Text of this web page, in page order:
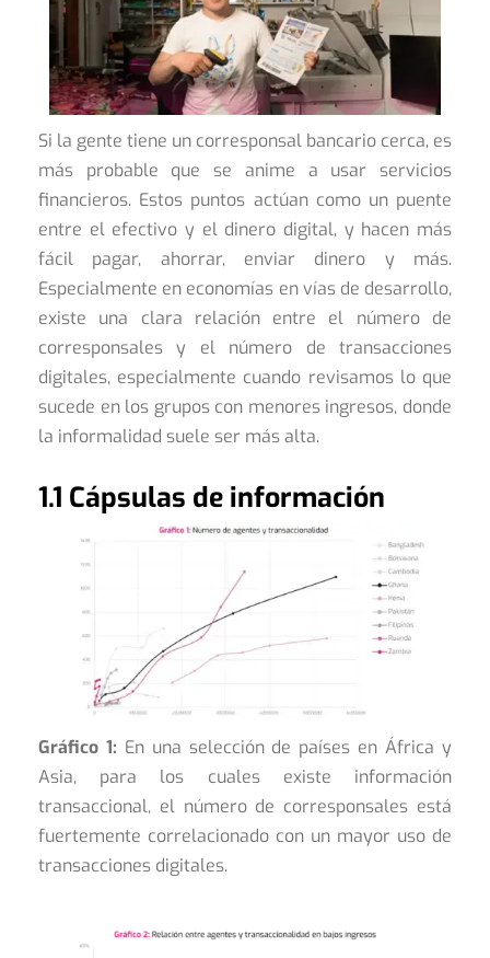
Si la gente tiene un corresponsal bancario cerca, es
más probable que se anime a usar servicios
financieros. Estos puntos actúan como un puente
entre el efectivo y el dinero digital, y hacen más
fácil pagar, ahorrar, enviar dinero y más.
Especialmente en economías en vías de desarrollo,
existe una clara relación entre el número de
corresponsales y el número de transacciones
digitales, especialmente cuando revisamos lo que
sucede en los grupos con menores ingresos, donde
la informalidad suele ser más alta.
1.1 Cápsulas de información
Gráfico 1: En una selección de países en África y
Asia, para los cuales existe información
transaccional, el número de corresponsales está
fuertemente correlacionado con un mayor uso de
transacciones digitales.